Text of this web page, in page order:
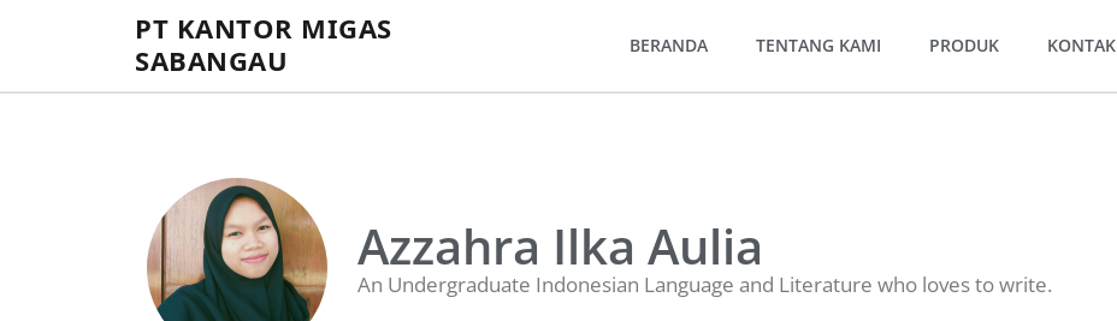
PT KANTOR MIGAS
SABANGAU
BERANDA TENTANG KAMI PRODUK KONTAK
Azzahra Ilka Aulia
An Undergraduate Indonesian Language and Literature who loves to write.